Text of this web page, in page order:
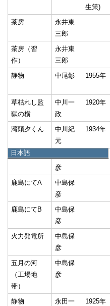
日本語
한국어
繁體中文
生策)
茶房
永井東
三郎
茶房（習
作）
永井東
三郎
静物 中尾彰 1955年
草枯れし監
獄の横
中川一
政
1920年
湾頭夕くん
中川紀
元
1934年
溶鉱鑪
中島保
彦
1962年
鹿島にてA
中島保
彦
鹿島にてB
中島保
彦
火力発電所
中島保
彦
五月の河
（工場地
帯）
中島保
彦
静物
永田一
1925年